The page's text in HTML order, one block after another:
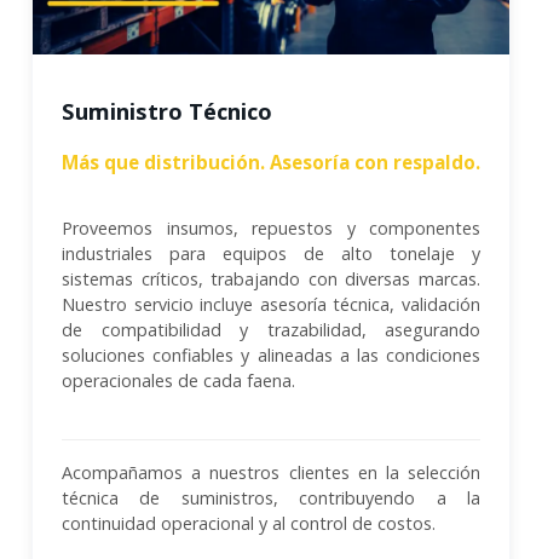
Suministro Técnico
Más que distribución. Asesoría con respaldo.
Proveemos insumos, repuestos y componentes
industriales para equipos de alto tonelaje y
sistemas críticos, trabajando con diversas marcas.
Nuestro servicio incluye asesoría técnica, validación
de compatibilidad y trazabilidad, asegurando
soluciones confiables y alineadas a las condiciones
operacionales de cada faena.
Acompañamos a nuestros clientes en la selección
técnica de suministros, contribuyendo a la
continuidad operacional y al control de costos.